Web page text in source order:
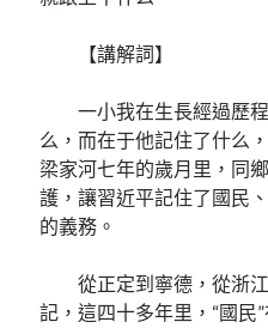
【講解詞】
一小我在生長經過歷
么，而在于他記住了什么
梁家河七年的歲月里，同
護，讓習近平記住了國民
的義務。
從正定到寧德，從浙
記，這四十多年里，“國民